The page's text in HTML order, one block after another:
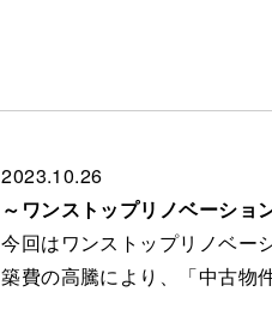
2023.10.26
～ワンストップリノベーショ
今回はワンストップリノベー
築費の高騰により、「中古物